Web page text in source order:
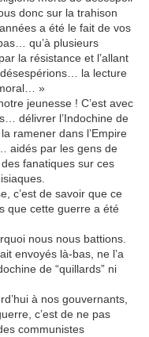
donc sur la trahison
a été le fait de vos
qu’à plusieurs
la résistance et l’allant
la lecture
»
jeunesse ! C’est avec
délivrer l’Indochine de
ramener dans l’Empire
aidés par les gens de
fanatiques sur ces
c’est de savoir que ce
que cette guerre a été
nous nous battions.
envoyés là-bas, ne l’a
de “quillards” ni
à nos gouvernants,
c’est de ne pas
communistes